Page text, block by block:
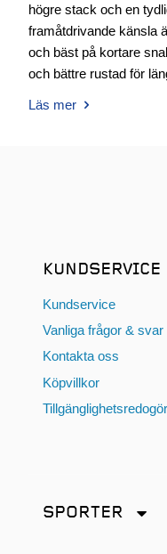
högre stack och en
framåtdrivande känsla
och bäst på kortare
och bättre rustad för
Läs mer
KUNDSERVICE
Kundservice
Vanliga frågor & svar
Kontakta oss
Köpvillkor
SPORTER